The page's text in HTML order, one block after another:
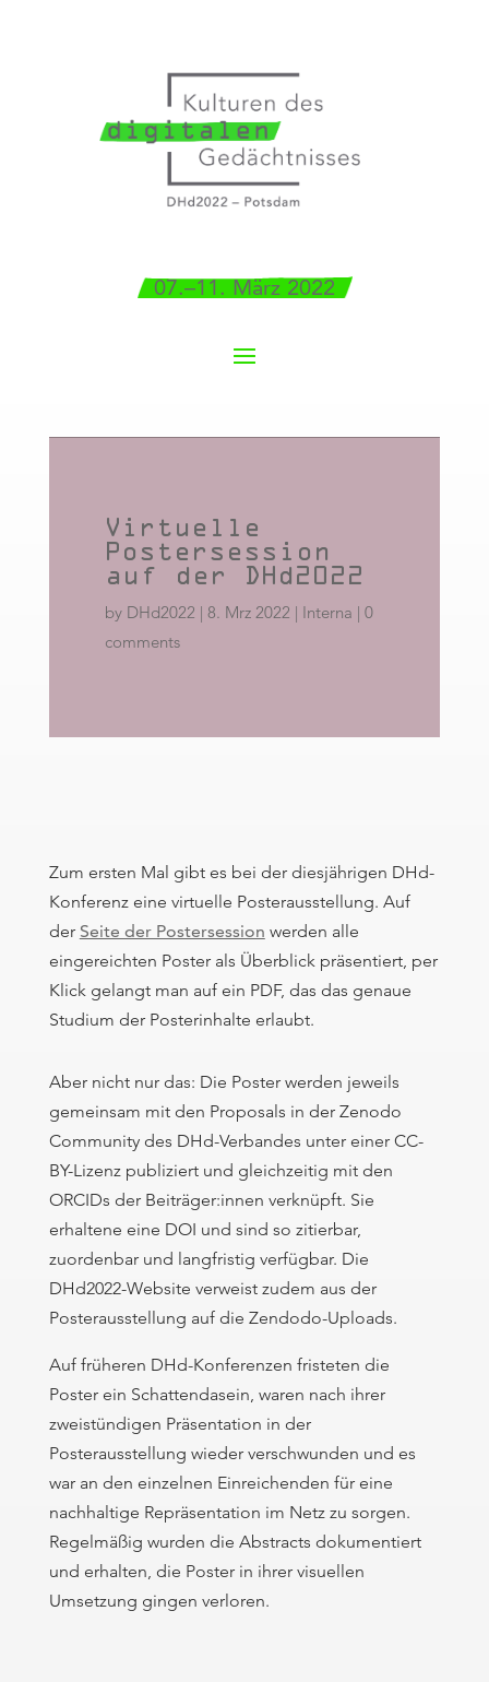
07.–11. März 2022
Virtuelle
Postersession
auf der DHd2022
by DHd2022 8. Mrz 2022 Interna
0
comments
Zum ersten Mal gibt es bei der diesjährigen DHd-
Konferenz eine virtuelle Posterausstellung. Auf
der Seite der Postersession werden alle
eingereichten Poster als Überblick präsentiert, per
Klick gelangt man auf ein PDF, das das genaue
Studium der Posterinhalte erlaubt.
Aber nicht nur das: Die Poster werden jeweils
gemeinsam mit den Proposals in der Zenodo
Community des DHd-Verbandes unter einer CC-
BY-Lizenz publiziert und gleichzeitig mit den
ORCIDs der Beiträger:innen verknüpft. Sie
erhaltene eine DOI und sind so zitierbar,
zuordenbar und langfristig verfügbar. Die
DHd2022-Website verweist zudem aus der
Posterausstellung auf die Zendodo-Uploads.
Auf früheren DHd-Konferenzen fristeten die
Poster ein Schattendasein, waren nach ihrer
zweistündigen Präsentation in der
Posterausstellung wieder verschwunden und es
war an den einzelnen Einreichenden für eine
nachhaltige Repräsentation im Netz zu sorgen.
Regelmäßig wurden die Abstracts dokumentiert
und erhalten, die Poster in ihrer visuellen
Umsetzung gingen verloren.